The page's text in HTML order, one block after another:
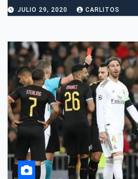
JULIO 29, 2020 CARLITOS